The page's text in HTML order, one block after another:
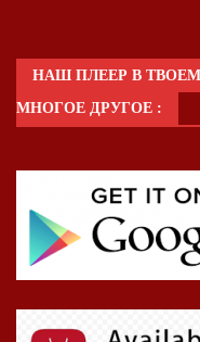
НАШ ПЛЕЕР В
МНОГОЕ ДРУГОЕ :